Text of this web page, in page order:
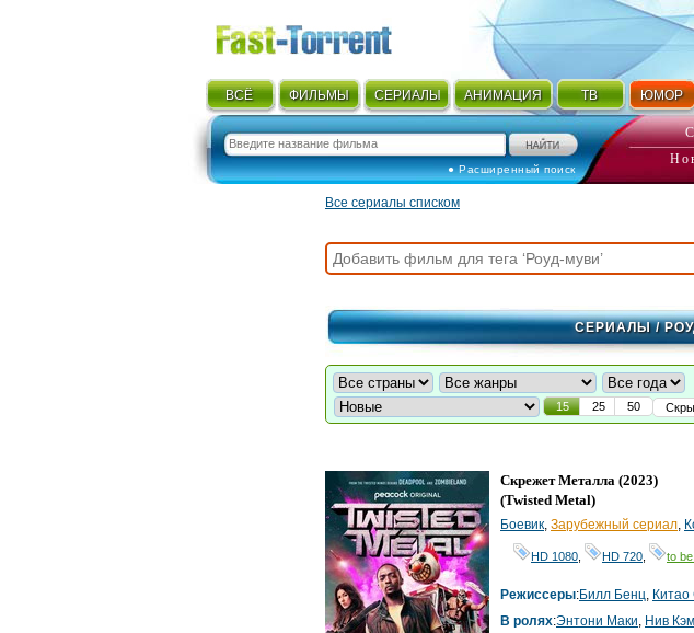
ВСЁ ФИЛЬМЫ СЕРИАЛЫ АНИМАЦИЯ ТВ ЮМОР
● Расширенный поиск
Все сериалы списком
СЕРИАЛЫ/
15 25 50
Скрежет Металла (2023)
(Twisted Metal)
Боевик, Зарубежный сериал,
HD 1080 HD 720 to be
Режиссеры:Билл Бенц, Китао
В ролях:Энтони Маки, Нив